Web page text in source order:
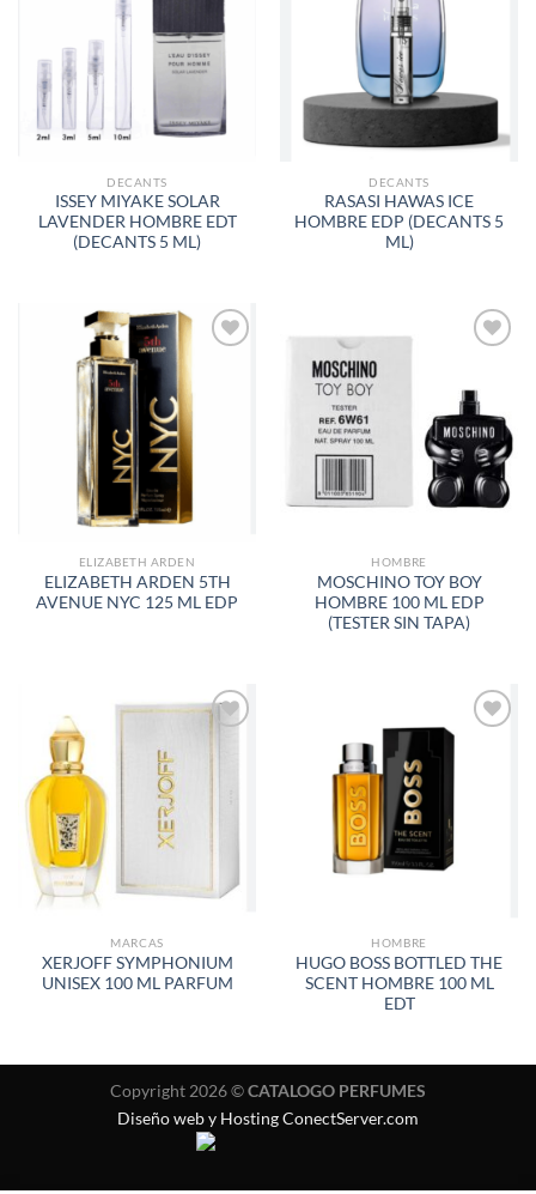
DE
DESEOS
DECANTS
ISSEY MIYAKE SOLAR
LAVENDER HOMBRE EDT
(DECANTS 5 ML)
LISTA
DESEOS
DECANTS
RASASI HAWAS ICE
HOMBRE EDP (DECANTS 5
ML)
AÑADIR
DESEOS
ELIZABETH ARDEN
ELIZABETH ARDEN 5TH
AVENUE NYC 125 ML EDP
A LA
LISTA
DE
DESEOS
HOMBRE
MOSCHINO TOY BOY
HOMBRE 100 ML EDP
(TESTER SIN TAPA)
MARCAS
XERJOFF SYMPHONIUM
UNISEX 100 ML PARFUM
DESEOS
HOMBRE
HUGO BOSS BOTTLED THE
SCENT HOMBRE 100 ML
EDT
Copyright 2026 ©CATALOGO PERFUMES
Diseño web y Hosting ConectServer.com